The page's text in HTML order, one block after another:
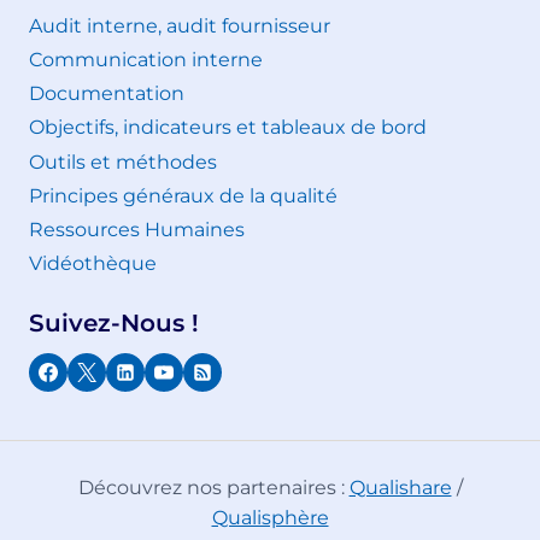
Audit interne, audit fournisseur
Communication interne
Documentation
Objectifs, indicateurs et tableaux de bord
Outils et méthodes
Principes généraux de la qualité
Ressources Humaines
Vidéothèque
Suivez-Nous !
Découvrez nos partenaires : Qualishare /
Qualisphère